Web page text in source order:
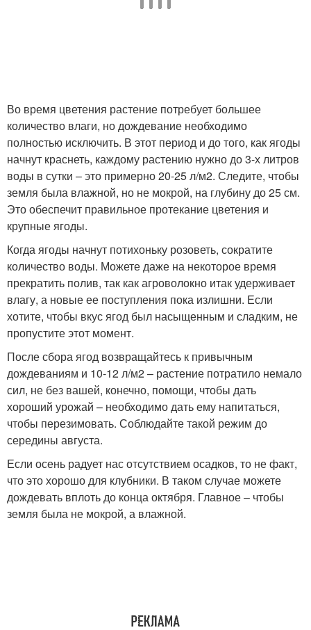
Во время цветения растение потребует большее
количество влаги, но дождевание необходимо
полностью исключить. В этот период и до того, как ягоды
начнут краснеть, каждому растению нужно до 3-х литров
воды в сутки – это примерно 20-25 л/м2. Следите, чтобы
земля была влажной, но не мокрой, на глубину до 25 см.
Это обеспечит правильное протекание цветения и
крупные ягоды.
Когда ягоды начнут потихоньку розоветь, сократите
количество воды. Можете даже на некоторое время
прекратить полив, так как агроволокно итак удерживает
влагу, а новые ее поступления пока излишни. Если
хотите, чтобы вкус ягод был насыщенным и сладким, не
пропустите этот момент.
После сбора ягод возвращайтесь к привычным
дождеваниям и 10-12 л/м2 – растение потратило немало
сил, не без вашей, конечно, помощи, чтобы дать
хороший урожай – необходимо дать ему напитаться,
чтобы перезимовать. Соблюдайте такой режим до
середины августа.
Если осень радует нас отсутствием осадков, то не факт,
что это хорошо для клубники. В таком случае можете
дождевать вплоть до конца октября. Главное – чтобы
земля была не мокрой, а влажной.